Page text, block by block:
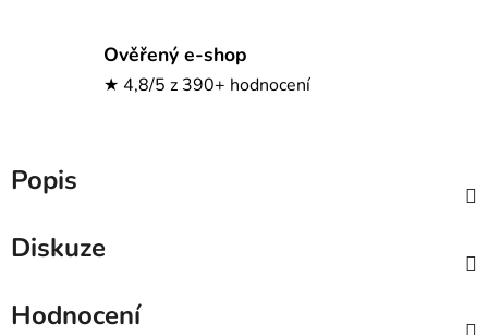
Ověřený e-shop
★ 4,8/5 z 390+ hodnocení
Popis
Diskuze
Hodnocení